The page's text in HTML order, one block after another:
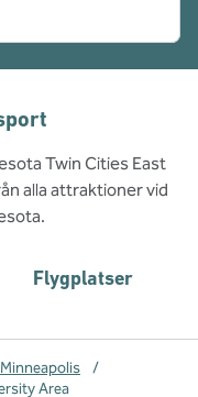
Twin Cities East
alla attraktioner vid
Flygplatser
/
Area